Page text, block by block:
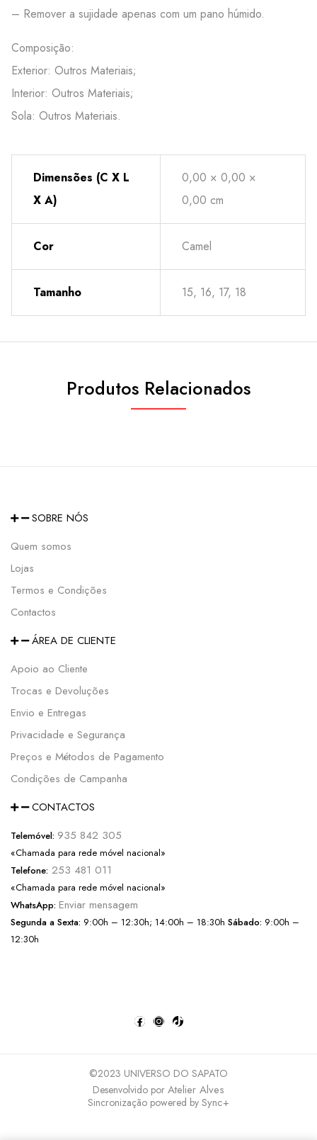
– Remover a sujidade apenas com um pano húmido.
Composição:
Exterior: Outros Materiais;
Interior: Outros Materiais;
Sola: Outros Materiais.
Dimensões (C X L
X A)
0,00 × 0,00 ×
0,00 cm
Cor Camel
Tamanho 15, 16, 17, 18
Produtos Relacionados
SOBRE NÓS
Quem somos
Lojas
Termos e Condições
Contactos
ÁREA DE CLIENTE
Apoio ao Cliente
Trocas e Devoluções
Envio e Entregas
Privacidade e Segurança
Preços e Métodos de Pagamento
Condições de Campanha
CONTACTOS
Telemóvel: 935 842 305
«Chamada para rede móvel nacional»
Telefone: 253 481 011
«Chamada para rede móvel nacional»
WhatsApp: Enviar mensagem
Segunda a Sexta: 9:00h – 12:30h; 14:00h – 18:30h Sábado: 9:00h –
12:30h
©2023 UNIVERSO DO SAPATO
Desenvolvido por Atelier Alves
Sincronização powered by Sync+